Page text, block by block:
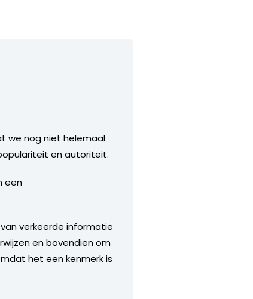
we nog niet helemaal
en autoriteit.
een
verkeerde informatie
en bovendien om
het een kenmerk is